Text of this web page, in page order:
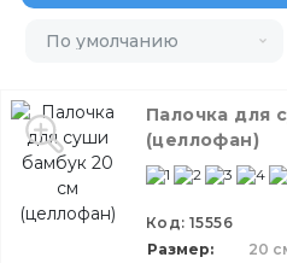
Материал
Цвет
Цена:
121
По умолчанию
Палочка для
(целлофан)
Код: 15556
Размер
20